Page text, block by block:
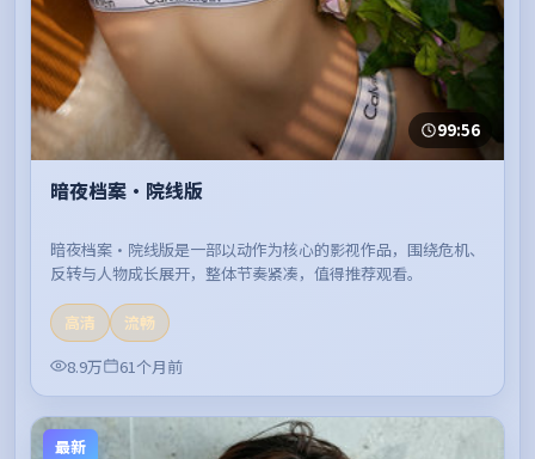
99:56
暗夜档案·院线版
暗夜档案·院线版是一部以动作为核心的影视作品，围绕危机、
反转与人物成长展开，整体节奏紧凑，值得推荐观看。
高清
流畅
8.9万
61个月前
最新